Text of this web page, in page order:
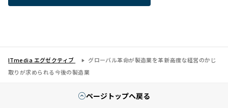
ITmedia エグゼクティブ
グローバル革命が製造業を革新――高度な経営のかじ
取りが求められる今後の製造業
ページトップへ戻る